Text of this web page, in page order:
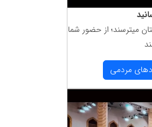
میترسند؛ از حضور شما
مردمی